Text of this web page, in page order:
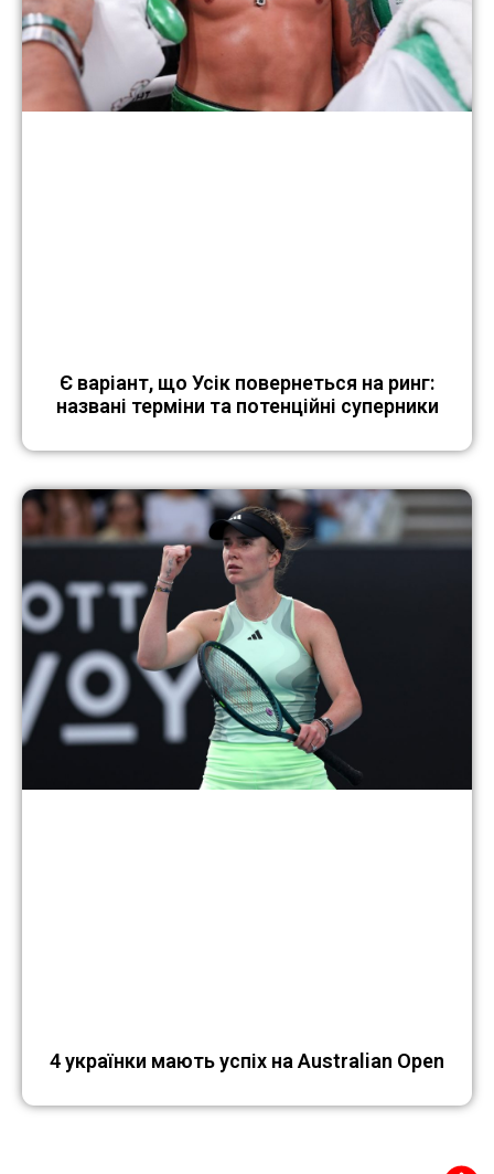
Є варіант, що Усік повернеться на ринг:
названі терміни та потенційні суперники
4 українки мають успіх на Australian Open